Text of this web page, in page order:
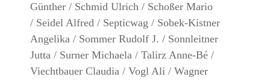
Günther / Schmid Ulrich / Schoßer Mario
/ Seidel Alfred / Septicwag / Sobek-Kistner
Angelika / Sommer Rudolf J. / Sonnleitner
Jutta / Surner Michaela / Talirz Anne-Bé /
Viechtbauer Claudia / Vogl Ali / Wagner